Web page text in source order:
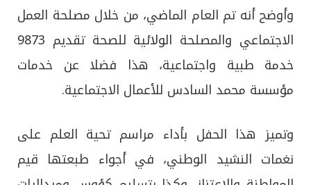
وأوضح أنه تم العام الماضي، من خلال مصلحة العمل
الاجتماعي والمصلحة الولائية للصحة تقديم 9873
خدمة طبية واجتماعية، هذا فضلا عن خدمات
مؤسسة محمد السادس للأعمال الاجتماعية.
وتميز هذا الحفل بأداء مراسم تحية العلم على
نغمات النشيد الوطني، في أجواء طبعتها قيم